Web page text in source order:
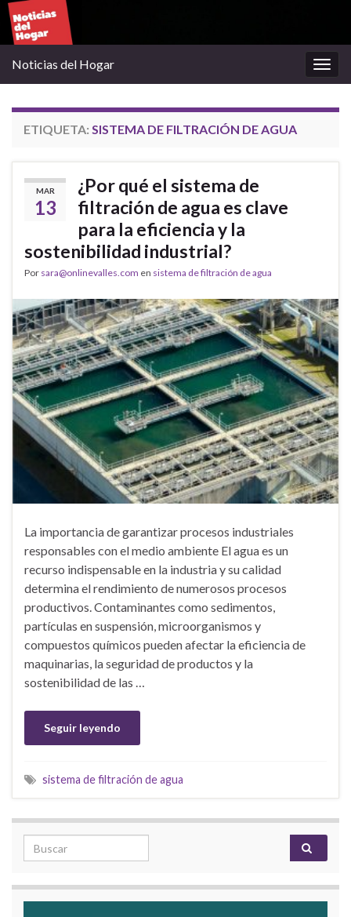
la
Noticias del Hogar
ETIQUETA: SISTEMA DE FILTRACIÓN DE AGUA
MAR
13
¿Por qué el sistema de
filtración de agua es clave
para la eficiencia y la
sostenibilidad industrial?
Por sara@onlinevalles.com en sistema de filtración de agua
La importancia de garantizar procesos industriales
responsables con el medio ambiente El agua es un
recurso indispensable en la industria y su calidad
determina el rendimiento de numerosos procesos
productivos. Contaminantes como sedimentos,
partículas en suspensión, microorganismos y
compuestos químicos pueden afectar la eficiencia de
maquinarias, la seguridad de productos y la
sostenibilidad de las …
Seguir leyendo
sistema de filtración de agua
Search for: